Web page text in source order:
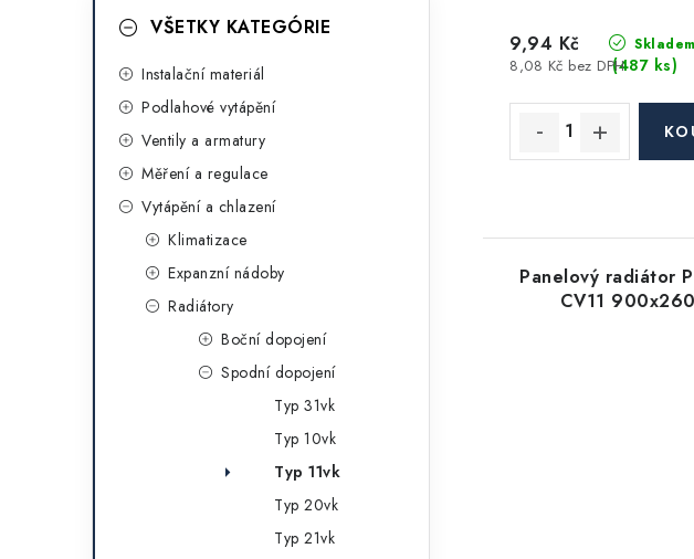
kategorieVŠETKY KATEGÓRIE
Instalační materiál
Podlahové vytápění
Ventily a armatury
Měření a regulace
Vytápění a chlazení
Klimatizace
Expanzní nádoby
Radiátory
Boční dopojení
Spodní dopojení
Typ 31vk
Typ 10vk
Typ 11vk
Typ 20vk
Typ 21vk
u
k
t
Skladem
(487 ks)
8,08 Kč bez DPH
9,94 Kč
Panelový radiátor
CV11